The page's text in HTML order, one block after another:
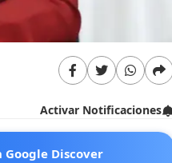
Activar Notificaciones
Google Discover